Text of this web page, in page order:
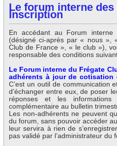
Le forum interne
Inscription
En accédant au Forum
(désigné ci-après par « nous »,
Club de France », « le club »),
responsable des conditions
Le Forum interne du Frégate
adhérents à jour de cotisation
C’est un outil de communication
d’échanger entre eux, de poser
réponses et les
complémentaire au bulletin
Les non-adhérents ne peuvent
du forum, sans pouvoir accéder
leur servira à rien de
pas validé par l’administrateur du